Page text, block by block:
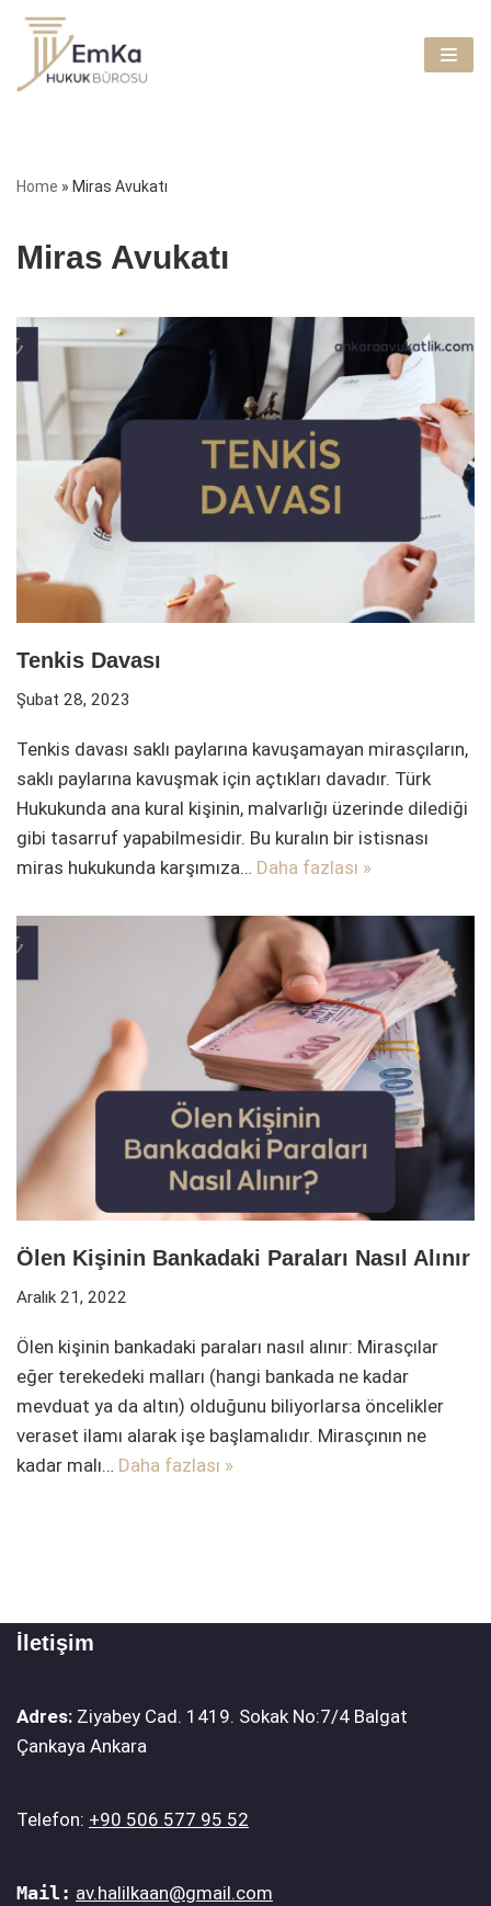
İçeriğe
geç
Home » Miras Avukatı
Miras Avukatı
Tenkis Davası
Şubat 28, 2023
Tenkis davası saklı paylarına kavuşamayan mirasçıların,
saklı paylarına kavuşmak için açtıkları davadır. Türk
Hukukunda ana kural kişinin, malvarlığı üzerinde dilediği
gibi tasarruf yapabilmesidir. Bu kuralın bir istisnası
miras hukukunda karşımıza… Daha fazlası »
Ölen Kişinin Bankadaki Paraları Nasıl Alınır
Aralık 21, 2022
Ölen kişinin bankadaki paraları nasıl alınır: Mirasçılar
eğer terekedeki malları (hangi bankada ne kadar
mevduat ya da altın) olduğunu biliyorlarsa öncelikler
veraset ilamı alarak işe başlamalıdır. Mirasçının ne
kadar malı… Daha fazlası »
İletişim
Adres: Ziyabey Cad. 1419. Sokak No:7/4 Balgat
Çankaya Ankara
Telefon: +90 506 577 95 52
Mail: av.halilkaan@gmail.com